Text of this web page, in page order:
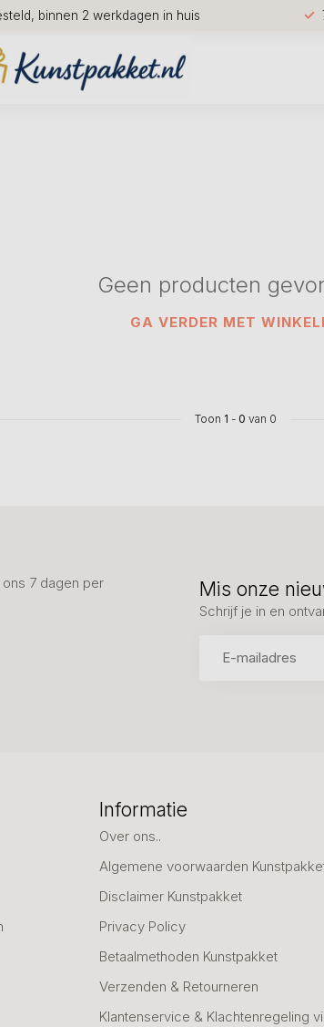
binnen 2 werkdagen in huis
Geen producten
GA VERDER MET
Toon 1 - 0 van 0
7 dagen per
Mis onze
Schrijf je in en
Informatie
Over ons..
Algemene voorwaarden
Disclaimer Kunstpakket
Privacy Policy
Betaalmethoden Kunstpakket
Verzenden & Retourneren
Klantenservice & Klachtenregeling